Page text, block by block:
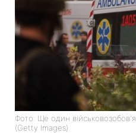
Фото: Ще один
(Getty Images)